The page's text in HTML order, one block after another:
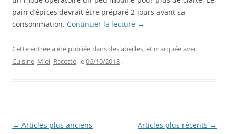
pain d’épices devrait être préparé 2 jours avant sa
consommation. Continuer la lecture →
Cette entrée a été publiée dansdes abeilles, et marquée avec
Cuisine, Miel, Recette, le06/10/2018 .
Navigation
← Articles plus anciens Articles plus récents →